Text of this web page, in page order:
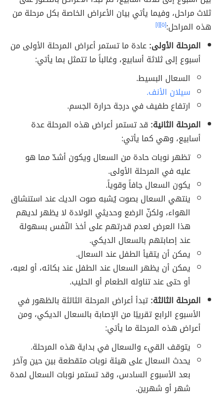
ثلاث مراحل، وفيما يأتي بيان الأعراض الخاصة بكل مرحلة من
هذه المراحل:[٥] [١]
المرحلة الأولى:عادة ما تستمر أعراض المرحلة الأولى من
أسبوع إلى ثلاثة أسابيع، وغالباً ما تتمثل بما يأتي:
السعال البسيط.
سيلان الأنف.
ارتفاع طفيف في درجة حرارة الجسم.
المرحلة الثانية: قد تستمر أعراض هذه المرحلة عدة
أسابيع، وهي كما يأتي:
تظهر نوبات حادة من السعال ويكون أشدّ مما هو
عليه في المرحلة الأولى.
يكون السعال جافاً وقوياً.
ينتهي السعال بصوت يُشبه صوت الديك عند استنشاق
الهواء، ولكنّ الرضع وحديثي الولادة لا يظهر لديهم
هذا العرض لعدم قدرتهم على أخذ النّفس بسهولة
عند إصابتهم بالسعال الديكي.
يمكن أن يتقيأ الطفل عند السعال.
يمكن أن يظهر السعال عند الطفل عند بكائه، أو لعبه،
أو حتى عند تناوله الطعام أو الحليب.
المرحلة الثالثة:تبدأ أعراض المرحلة الثالثة بالظهور في
الأسبوع الرابع تقريبًا من الإصابة بالسعال الديكي، ومن
أعراض هذه المرحلة ما يأتي:
يتوقف القيء والسعال في بداية هذه المرحلة.
يحدث السعال على هيئة نوبات متقطعة بين حين وآخر
بعد الأسبوع السادس، وقد تستمر نوبات السعال لمدة
شهر أو شهرين.